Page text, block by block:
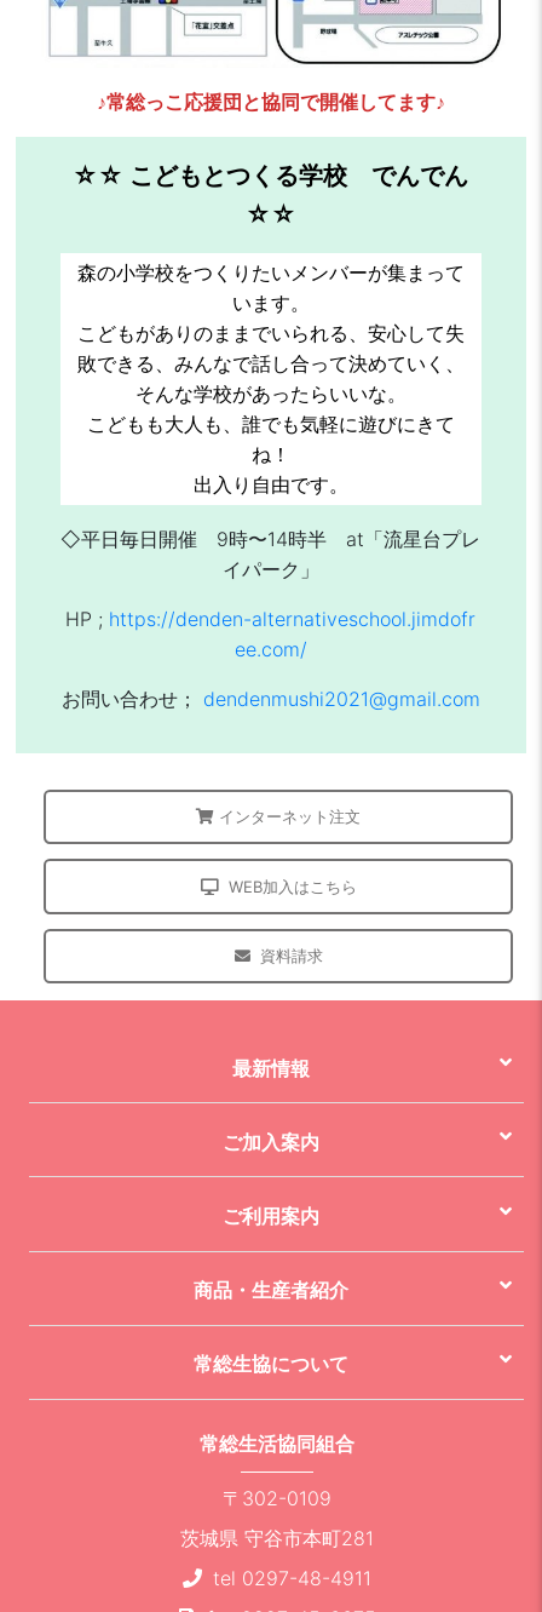
♪常総っこ応援団と協同で開催してます♪
☆☆ こどもとつくる学校 でんでん
☆☆
森の小学校をつくりたいメンバーが集まって
います。
こどもがありのままでいられる、安心して失
敗できる、みんなで話し合って決めていく、
そんな学校があったらいいな。
こどもも大人も、誰でも気軽に遊びにきて
ね！
出入り自由です。
◇平日毎日開催 9時〜14時半 at「流星台プレ
イパーク」
HP ; https://denden-alternativeschool.jimdofr
ee.com/
お問い合わせ； dendenmushi2021@gmail.com
インターネット注文
WEB加入はこちら
資料請求
最新情報
ご加入案内
ご利用案内
商品・生産者紹介
常総生協について
常総生活協同組合
〒302-0109
茨城県 守谷市本町281
tel 0297-48-4911